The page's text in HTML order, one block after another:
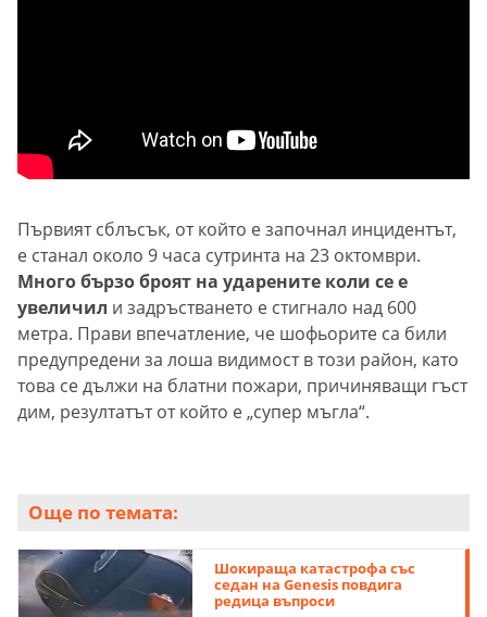
Първият сблъсък, от който е започнал инцидентът,
е станал около 9 часа сутринта на 23 октомври.
Много бързо броят на ударените коли се е
увеличил и задръстването е стигнало над 600
метра. Прави впечатление, че шофьорите са били
предупредени за лоша видимост в този район, като
това се дължи на блатни пожари, причиняващи гъст
дим, резултатът от който е „супер мъгла“.
Още по темата:
Шокираща катастрофа със
седан на Genesis повдига
редица въпроси